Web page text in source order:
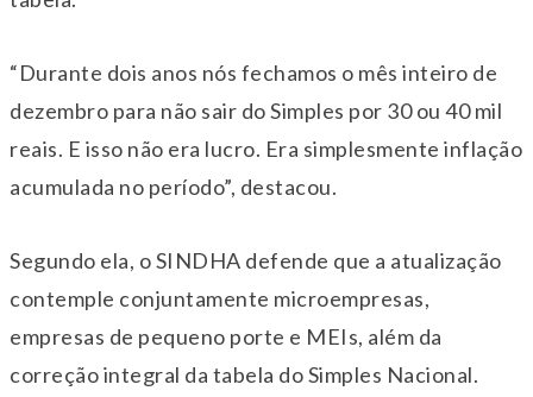
“Durante dois anos nós fechamos o mês inteiro de
dezembro para não sair do Simples por 30 ou 40 mil
reais. E isso não era lucro. Era simplesmente inflação
acumulada no período”, destacou.
Segundo ela, o SINDHA defende que a atualização
contemple conjuntamente microempresas,
empresas de pequeno porte e MEIs, além da
correção integral da tabela do Simples Nacional.